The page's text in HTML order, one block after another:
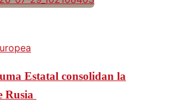
Estatal consolidan la
Rusia